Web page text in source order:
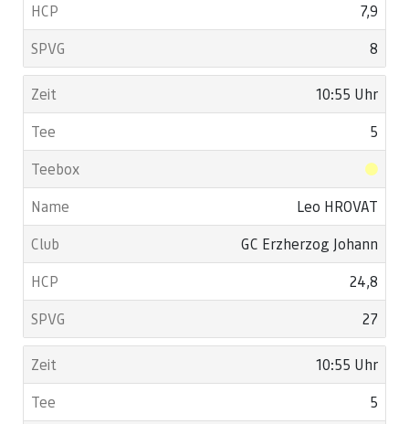
7,9
8
10:55 Uhr
5
Leo HROVAT
GC Erzherzog Johann
24,8
27
10:55 Uhr
5